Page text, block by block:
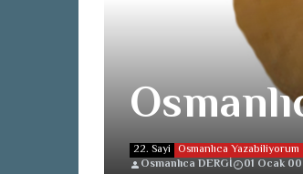
22. Sayi Osmanlıca Yazabiliyorum
Osmanlıca DERGİ
01 Ocak